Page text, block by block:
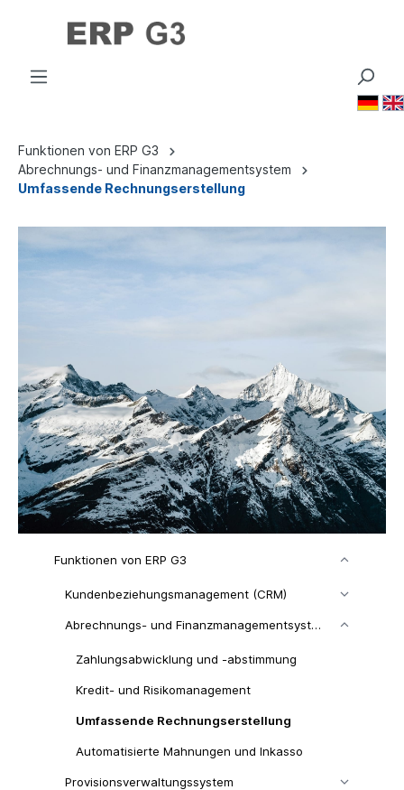
🇩🇪
Funktionen von ERP G3
Abrechnungs- und Finanzmanagementsystem
Umfassende Rechnungserstellung
Funktionen von ERP G3
Kundenbeziehungsmanagement (CRM)
Abrechnungs- und Finanzmanagementsystem
Zahlungsabwicklung und -abstimmung
Kredit- und Risikomanagement
Umfassende Rechnungserstellung
Automatisierte Mahnungen und Inkasso
Provisionsverwaltungssystem